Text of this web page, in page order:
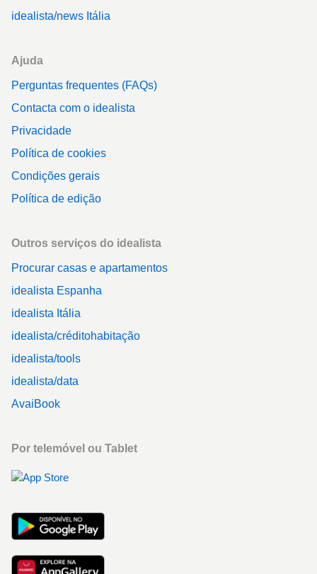
idealista/news Itália
Ajuda
Perguntas frequentes (FAQs)
Contacta com o idealista
Privacidade
Política de cookies
Condições gerais
Política de edição
Outros serviços do idealista
Procurar casas e apartamentos
idealista Espanha
idealista Itália
idealista/créditohabitação
idealista/tools
idealista/data
AvaiBook
Por telemóvel ou Tablet